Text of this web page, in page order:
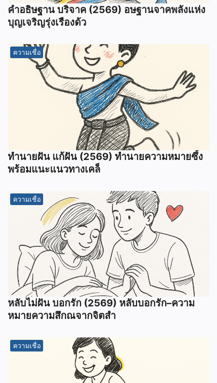
คำอธิษฐาน บริจาค (2569) อษฐานจาคพลังแห่ง
บุญเจริญรุ่งเรืองด้ว
ความเชื่อ
ทํานายฝัน แก้ฝัน (2569) ทํานายความหมายซึ้ง
พร้อมแนะแนวทางเคล็
ความเชื่อ
หลับไม่ฝัน บอกรัก (2569) หลับบอกรัก–ความ
หมายความสึกณจากจิตสำ
ความเชื่อ